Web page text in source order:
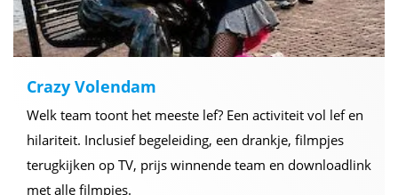
Crazy Volendam
Welk team toont het meeste lef? Een activiteit vol lef en
hilariteit. Inclusief begeleiding, een drankje, filmpjes
terugkijken op TV, prijs winnende team en downloadlink
met alle filmpjes.